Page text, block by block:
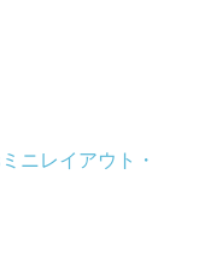
ニレイアウト・